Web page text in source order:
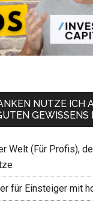
NUTZE ICH
GEWISSENS
Welt (Für Profis),
für Einsteiger mit